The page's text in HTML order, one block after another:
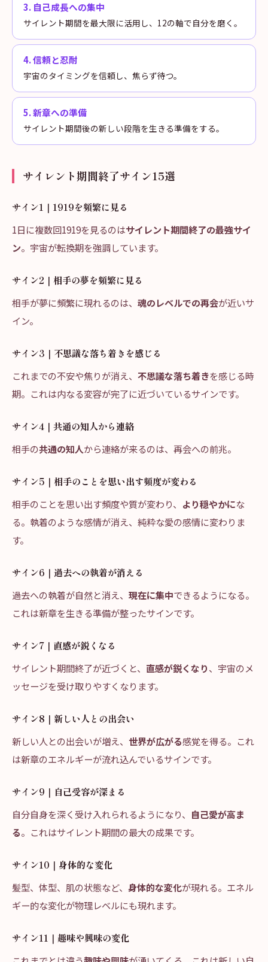
3. 自己成長への集中
サイレント期間を最大限に活用し、12の軸で自分を磨く。
4.信頼と忍耐
宇宙のタイミングを信頼し、焦らず待つ。
5.新章への準備
サイレント期間後の新しい段階を生きる準備をする。
サイレント期間終了サイン15選
サイン1｜1919を頻繁に見る
1日に複数回1919を見るのはサイレント期間終了の最強サイ
ン。宇宙が転換期を強調しています。
サイン2｜相手の夢を頻繁に見る
相手が夢に頻繁に現れるのは、 魂のレベルでの再会が近いサ
イン。
サイン3｜不思議な落ち着きを感じる
これまでの不安や焦りが消え、 不思議な落ち着きを感じる時
期。これは内なる変容が完了に近づいているサインです。
サイン4｜共通の知人から連絡
相手の共通の知人から連絡が来るのは、再会への前兆。
サイン5｜相手のことを思い出す頻度が変わる
相手のことを思い出す頻度や質が変わり、 より穏やかにな
る。執着のような感情が消え、純粋な愛の感情に変わりま
す。
サイン6｜過去への執着が消える
過去への執着が自然と消え、 現在に集中できるようになる。
これは新章を生きる準備が整ったサインです。
サイン7｜直感が鋭くなる
サイレント期間終了が近づくと、 直感が鋭くなり、宇宙のメ
ッセージを受け取りやすくなります。
サイン8｜新しい人との出会い
新しい人との出会いが増え、 世界が広がる感覚を得る。これ
は新章のエネルギーが流れ込んでいるサインです。
サイン9｜自己受容が深まる
自分自身を深く受け入れられるようになり、 自己愛が高ま
る。これはサイレント期間の最大の成果です。
サイン10｜身体的な変化
髪型、体型、肌の状態など、 身体的な変化が現れる。エネル
ギー的な変化が物理レベルにも現れます。
サイン11｜趣味や興味の変化